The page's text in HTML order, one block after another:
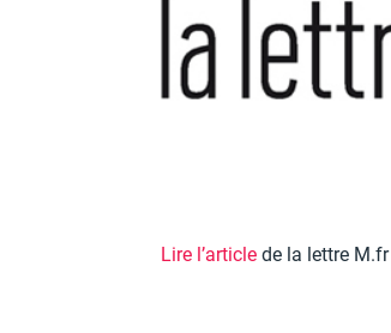
Lire l’articlede la lettre M.fr